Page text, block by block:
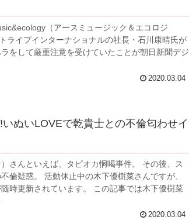
（アースミュージック＆エコロジ
ライプインターナショナルの社長・石川康晴氏が
をして厳重注意を受けていたことが朝日新聞デジ
2020.03.04
ぬいLOVEで乾貴士との不倫匂わせイ
さんといえば、タピオカ恫喝事件。 その後、ス
倫疑惑。 活動休止中の木下優樹菜さんですが、
時更新されています。 この記事では木下優樹菜
2020.03.04